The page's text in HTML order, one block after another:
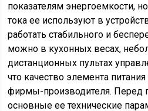
показателям энергоемкости,
тока ее используют в
работать стабильного и
можно в кухонных весах,
дистанционных пультах
что качество элемента
фирмы-производителя. Перед
основные ее технические